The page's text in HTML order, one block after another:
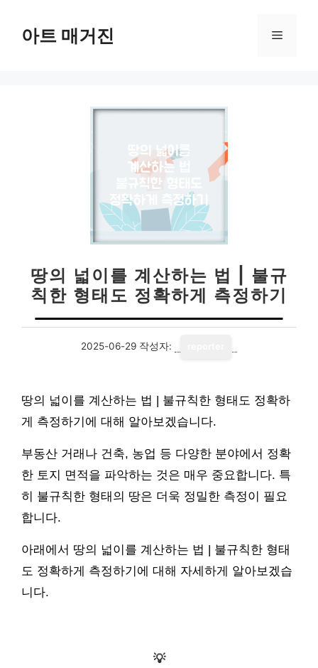
아트 매거진 메
땅의 넓이를 계산하는 법 | 불규
칙한 형태도 정확하게 측정하기
2025-06-29 작성자:
땅의 넓이를 계산하는 법 | 불규칙한 형태도 정확하
게 측정하기에 대해 알아보겠습니다.
부동산 거래나 건축, 농업 등 다양한 분야에서 정확
한 토지 면적을 파악하는 것은 매우 중요합니다. 특
히 불규칙한 형태의 땅은 더욱 정밀한 측정이 필요
합니다.
아래에서 땅의 넓이를 계산하는 법 | 불규칙한 형태
도 정확하게 측정하기에 대해 자세하게 알아보겠습
니다.
💡